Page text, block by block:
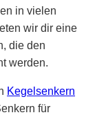
in vielen
wir dir eine
die den
werden.
Kegelsenkern
für